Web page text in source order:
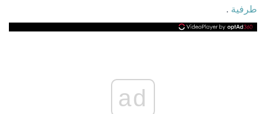
طرفية .
ad